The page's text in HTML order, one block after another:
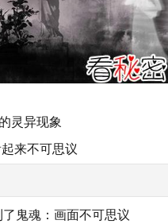
灵异现象
来不可思议
鬼魂：画面不可思议